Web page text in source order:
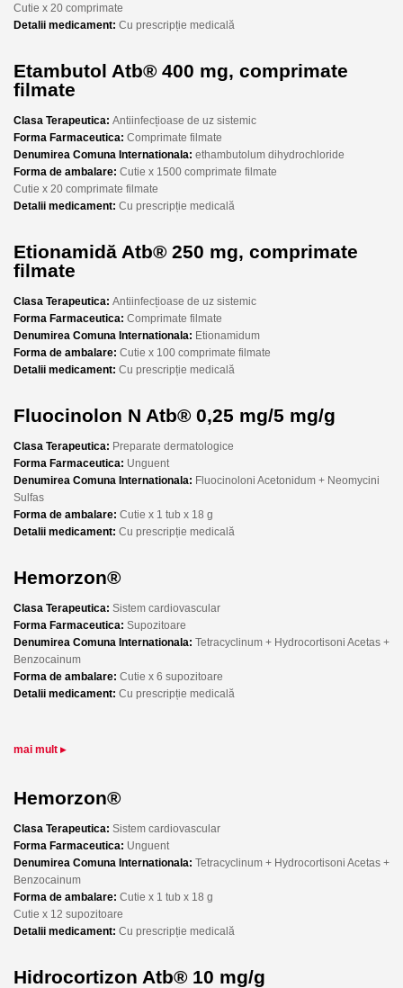
Cutie x 20 comprimate
Detalii medicament: Cu prescripție medicală
Etambutol Atb® 400 mg, comprimate
filmate
Clasa Terapeutica: Antiinfecțioase de uz sistemic
Forma Farmaceutica: Comprimate filmate
Denumirea Comuna Internationala: ethambutolum dihydrochloride
Forma de ambalare: Cutie x 1500 comprimate filmate
Cutie x 20 comprimate filmate
Detalii medicament: Cu prescripție medicală
Etionamidă Atb® 250 mg, comprimate
filmate
Clasa Terapeutica: Antiinfecțioase de uz sistemic
Forma Farmaceutica: Comprimate filmate
Denumirea Comuna Internationala: Etionamidum
Forma de ambalare: Cutie x 100 comprimate filmate
Detalii medicament: Cu prescripție medicală
Fluocinolon N Atb® 0,25 mg/5 mg/g
Clasa Terapeutica: Preparate dermatologice
Forma Farmaceutica: Unguent
Denumirea Comuna Internationala: Fluocinoloni Acetonidum + Neomycini
Sulfas
Forma de ambalare: Cutie x 1 tub x 18 g
Detalii medicament: Cu prescripție medicală
Hemorzon®
Clasa Terapeutica: Sistem cardiovascular
Forma Farmaceutica: Supozitoare
Denumirea Comuna Internationala: Tetracyclinum + Hydrocortisoni Acetas +
Benzocainum
Forma de ambalare: Cutie x 6 supozitoare
Detalii medicament: Cu prescripție medicală
mai mult ▸
Hemorzon®
Clasa Terapeutica: Sistem cardiovascular
Forma Farmaceutica: Unguent
Denumirea Comuna Internationala: Tetracyclinum + Hydrocortisoni Acetas +
Benzocainum
Forma de ambalare: Cutie x 1 tub x 18 g
Cutie x 12 supozitoare
Detalii medicament: Cu prescripție medicală
Hidrocortizon Atb® 10 mg/g